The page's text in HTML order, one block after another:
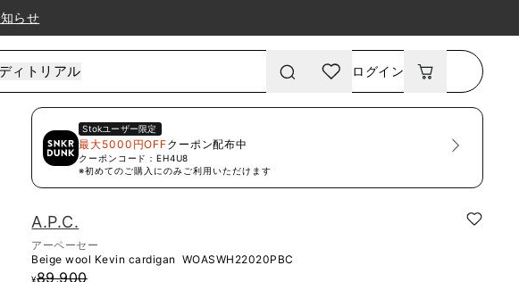
らせ
ィトリアル ログイン
Stokユーザー限定
最大5000円OFFクーポン配布中
クーポンコード： EH4U8
※初めてのご購入にのみご利用いただけます
A.P.C.
アーペーセー
Beige wool Kevin cardigan WOASWH22020PBC
¥89,900